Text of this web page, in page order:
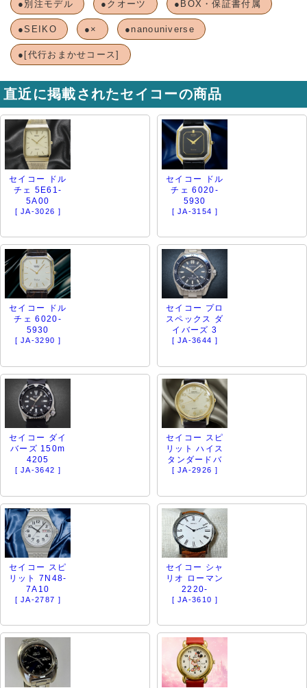
●別注モデル ●クオーツ ●BOX・保証書付属
●SEIKO ●× ●nanouniverse
●[代行おまかせコース]
直近に掲載されたセイコーの商品
セイコー ドル
チェ 5E61-
5A00
[ JA-3026 ]
セイコー ドル
チェ 6020-
5930
[ JA-3154 ]
セイコー ドル
チェ 6020-
5930
[ JA-3290 ]
セイコー プロ
スペックス ダ
イバーズ 3
[ JA-3644 ]
セイコー ダイ
バーズ 150m
4205
[ JA-3642 ]
セイコー スピ
リット ハイス
タンダードバ
[ JA-2926 ]
セイコー スピ
リット 7N48-
7A10
[ JA-2787 ]
セイコー シャ
リオ ローマン
2220-
[ JA-3610 ]